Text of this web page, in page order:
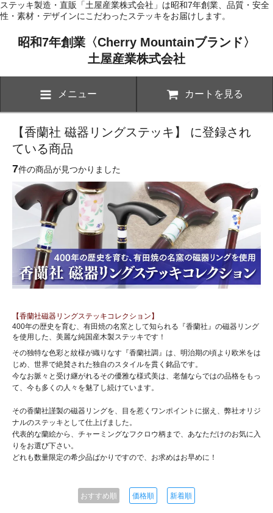
ステッキ製造・直販「土屋産業株式会社」は昭和7年創業、品質・安全
性・素材・デザインにこだわったステッキをお届けします。
昭和7年創業〈Cherry Mountainブランド〉
土屋産業株式会社
メニュー カートを見る
【香蘭社 磁器リングステッキ】 に登録され
ている商品
7件の商品が見つかりました
【香蘭社磁器リングステッキコレクション】
400年の歴史を育む、有田焼の名窯として知られる『香蘭社』の磁器リング
を使用した、美麗な純国産木製ステッキです！
その独特な色彩と紋様が織りなす『香蘭社調』は、明治期の頃より欧米をは
じめ、世界で絶賛された独自のスタイルを貫く銘品です。
今なお脈々と受け継がれるその優雅な様式美は、老舗ならではの品格をもっ
て、今も多くの人々を魅了し続けています。
その香蘭社謹製の磁器リングを、目を惹くワンポイントに据え、弊社オリジ
ナルのステッキとして仕上げました。
代表的な蘭絵から、チャーミングなフクロウ柄まで、あなただけのお気に入
りをお選び下さい。
どれも数量限定の希少品ばかりですので、お求めはお早めに！
おすすめ順 価格順 新着順